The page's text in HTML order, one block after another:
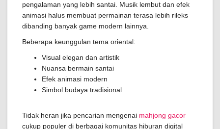
pengalaman yang lebih santai. Musik lembut dan efek
animasi halus membuat permainan terasa lebih rileks
dibanding banyak game modern lainnya.
Beberapa keunggulan tema oriental:
Visual elegan dan artistik
Nuansa bermain santai
Efek animasi modern
Simbol budaya tradisional
Tidak heran jika pencarian mengenai mahjong gacor
cukup populer di berbagai komunitas hiburan digital